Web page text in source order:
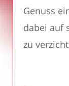
Genuss
dabei auf
zu